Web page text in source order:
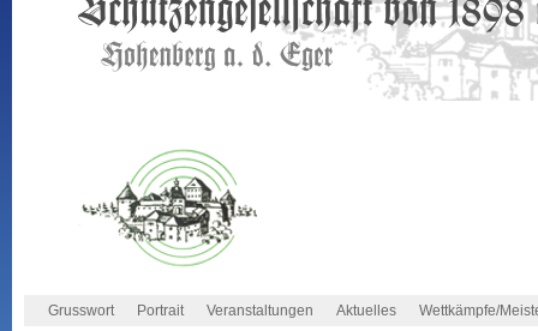
Grusswort Portrait Veranstaltungen Aktuelles Wettkämpfe/